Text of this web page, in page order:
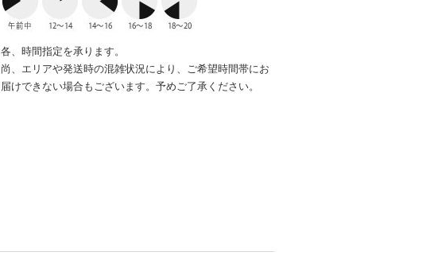
各、時間指定を承ります。
尚、エリアや発送時の混雑状況により、ご希望時間帯にお
届けできない場合もございます。予めご了承ください。